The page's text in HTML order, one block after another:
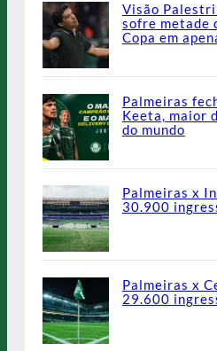
Visão
sofre metade
Copa em
Palmeiras
Keeta, maior
do mundo
Palmeiras x
30.900
Palmeiras x
29.600